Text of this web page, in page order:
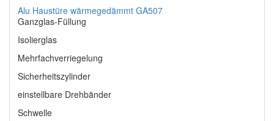
Alu Haustüre wärmegedämmt GA507
Ganzglas-Füllung
Isolierglas
Mehrfachverriegelung
Sicherheitszylinder
einstellbare Drehbänder
Schwelle